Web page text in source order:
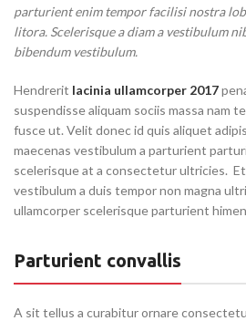
parturient enim tempor facilisi nostra
litora. Scelerisque a diam a vestibulum
bibendum vestibulum.
Hendrerit lacinia ullamcorper 2017
suspendisse aliquam sociis massa nam
fusce ut. Velit donec id quis aliquet
maecenas vestibulum a parturient
scelerisque at a consectetur ultricies.
vestibulum a duis tempor non magna
ullamcorper scelerisque parturient
Parturient convallis
A sit tellus a curabitur ornare